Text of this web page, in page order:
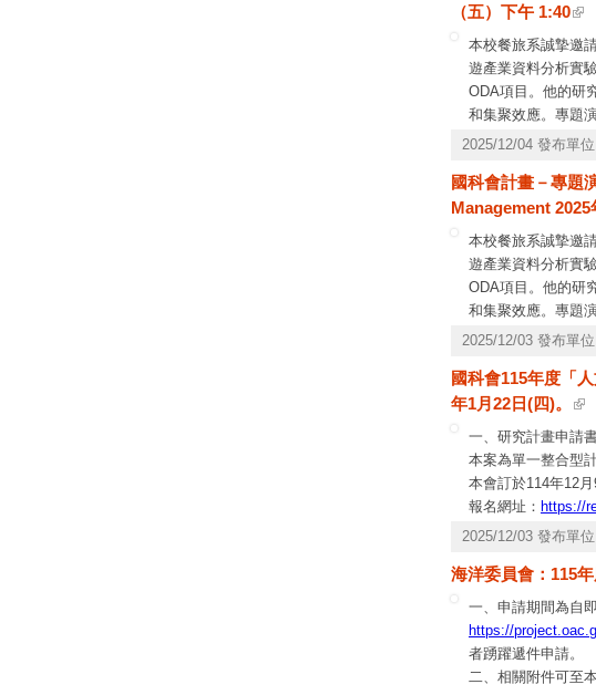
2.115年7月：受理
3.受理申請及補件
閉，不予受理。
4.活動辦理形式請
合相關重要教育議
五、請貴單位（並
完成填報作業，請
（五）下午 1:40
本校餐旅系誠摯邀
遊產業資料分析實
ODA項目。他的研
和集聚效應。專題
of Hospitality and
2025/12/04 發布單
國科會計畫－專
Management 2025
本校餐旅系誠摯邀
遊產業資料分析實
ODA項目。他的研
和集聚效應。專題
Professor, College
2025/12/03 發布單
國科會115年度「
年1月22日(四)。
一、研究計畫申請
本案為單一整合型
本會訂於114年12
報名網址： https://
受理申覆。四、附
系統操作問題，請
2025/12/03 發布單
海洋委員會：115
一、申請期間為自
https://
者踴躍遞件申請。
二、相關附件可至